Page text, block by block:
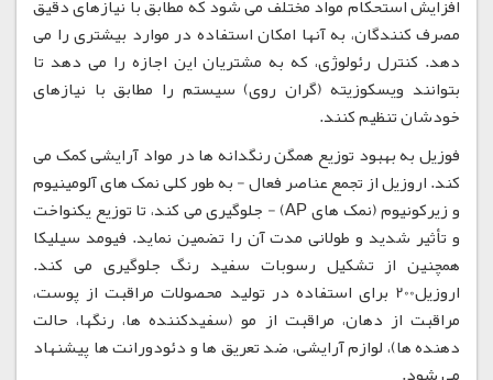
افزایش استحکام مواد مختلف می شود که مطابق با نیازهای دقیق
مصرف کنندگان، به آنها امکان استفاده در موارد بیشتری را می
دهد. کنترل رئولوژی، که به مشتریان این اجازه را می دهد تا
بتوانند ویسکوزیته (گران روی) سیستم را مطابق با نیازهای
خودشان تنظیم کنند.
فوزیل به بهبود توزیع همگن رنگدانه ها در مواد آرایشی کمک می
کند. اروزیل از تجمع عناصر فعال - به طور کلی نمک های آلومینیوم
و زیرکونیوم (نمک های AP) - جلوگیری می کند، تا توزیع یکنواخت
و تأثیر شدید و طولانی مدت آن را تضمین نماید. فیومد سیلیکا
همچنین از تشکیل رسوبات سفید رنگ جلوگیری می کند.
اروزیل200 برای استفاده در تولید محصولات مراقبت از پوست،
مراقبت از دهان، مراقبت از مو (سفیدکننده ها، رنگها، حالت
دهنده ها)، لوازم آرایشی، ضد تعریق ها و دئودورانت ها پیشنهاد